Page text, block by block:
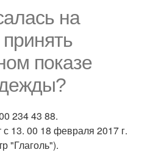
на
принять
показе
234 43 88.
13. 00 18 февраля 2017 г.
"Глаголь").